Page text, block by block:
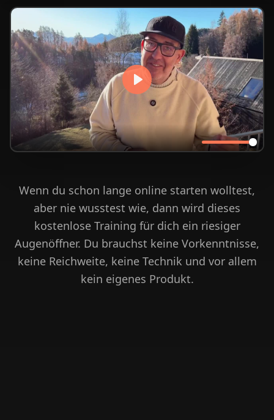
Wenn du schon lange online starten wolltest,
aber nie wusstest wie, dann wird dieses
kostenlose Training für dich ein riesiger
Augenöffner. Du brauchst keine Vorkenntnisse,
keine Reichweite, keine Technik und vor allem
kein eigenes Produkt.